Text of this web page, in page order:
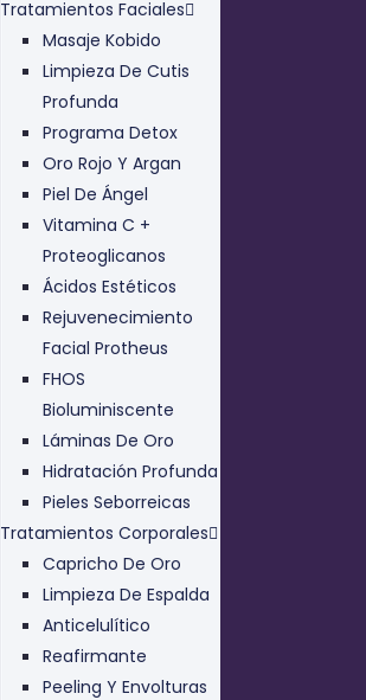
Tratamientos Faciales
Masaje Kobido
Limpieza De Cutis
Profunda
Programa Detox
Oro Rojo Y Argan
Piel De Ángel
Vitamina C +
Proteoglicanos
Ácidos Estéticos
Rejuvenecimiento
Facial Protheus
FHOS
Bioluminiscente
Láminas De Oro
Hidratación Profunda
Pieles Seborreicas
Tratamientos Corporales
Capricho De Oro
Limpieza De Espalda
Anticelulítico
Reafirmante
Peeling Y Envolturas